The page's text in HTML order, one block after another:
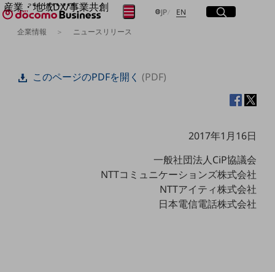
産業・地域DX/事業共創
OPEN HUB for Plural Futures
イベント/ウェビナー
JP日本語
EN Englishサイト内検索
開く
メニュー
開く
企業情報 ニュースリリース
このページのPDFを開く(PDF)
2017年1月16日
一般社団法人CiP協議会
NTTコミュニケーションズ株式会社
NTTアイティ株式会社
日本電信電話株式会社